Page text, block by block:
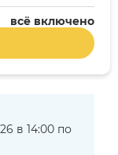
всё включено
в 14:00 по